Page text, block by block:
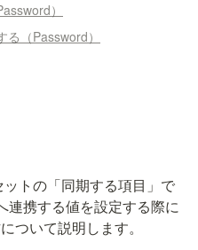
）
（Password）
トの「同期する項目」で
連携する値を設定する際に
ついて説明します。